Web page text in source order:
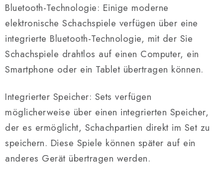
d
e
r
L
i
s
e
Bluetooth-Technologie: Einige moderne
elektronische Schachspiele verfügen über eine
integrierte Bluetooth-Technologie, mit der Sie
Schachspiele drahtlos auf einen Computer, ein
Smartphone oder ein Tablet übertragen können.
Integrierter Speicher: Sets verfügen
möglicherweise über einen integrierten Speicher,
der es ermöglicht, Schachpartien direkt im Set zu
speichern. Diese Spiele können später auf ein
anderes Gerät übertragen werden.